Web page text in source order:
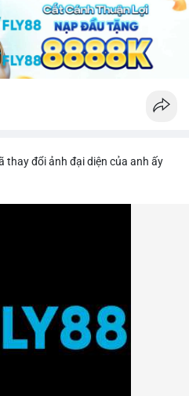
nên theo dõi sát các khối xác
BTC được chuyển tiếp lên
trọng với nhịp điều chỉnh.
thay đổi ảnh đại diện của anh ấy